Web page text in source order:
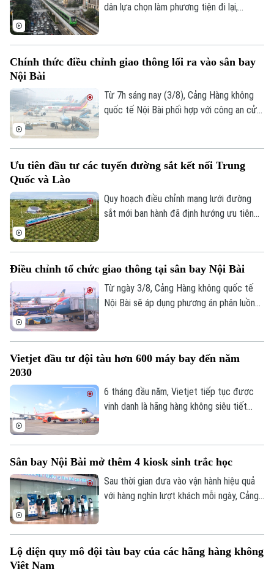
Chuyên mục
Thời sự
Hà Nội
Chính trị
Xã hội
An ninh trật tự
Hà Nội
Nhịp sống Hà Nội
Người Hà Nội
Khoảnh khắc Hà Nội
Thế giới
Tin tức
Quân sự
Kinh tế
dân lựa chọn làm phương tiện đi lại,
Metro đạt mức lợi nhuận cao nhất từ
đầu năm.
Chính thức điều chỉnh giao thông lối ra vào sân bay
Nội Bài
Từ 7h sáng nay (3/8), Cảng Hàng không
quốc tế Nội Bài phối hợp với công an cửa
chỉnh ngay tại lối ra - vào sân bay này
thông.
Ưu tiên đầu tư các tuyến đường sắt kết nối Trung
Quốc và Lào
Quy hoạch điều chỉnh mạng lưới đường
sắt mới ban hành đã định hướng ưu tiên
Điều chỉnh tổ chức giao thông tại sân bay Nội Bài
Từ ngày 3/8, Cảng Hàng không quốc tế
Nội Bài sẽ áp dụng phương án phân luồng
các bãi đỗ ô tô.
Vietjet đầu tư đội tàu hơn 600 máy bay đến năm
2030
6 tháng đầu năm, Vietjet tiếp tục được
vinh danh là hãng hàng không siêu tiết
việc tốt nhất châu Á. Tiền đề tăng trưởng
mạnh mẽ nửa đầu năm 2026 cũng là động
lực để đơn vị phấn đấu đầu tư đội tàu
Sân bay Nội Bài mở thêm 4 kiosk sinh trắc học
Sau thời gian đưa vào vận hành hiệu quả
với hàng nghìn lượt khách mỗi ngày, Cảng
làm thủ tục hàng không tự động ngày
Lộ diện quy mô đội tàu bay của các hãng hàng không
Việt Nam